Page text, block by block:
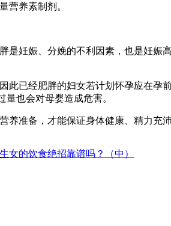
营养素制剂。
妊娠、分娩的不利因素，也是妊娠
已经肥胖的妇女若计划怀孕应在孕
也会对母婴造成危害。
准备，才能保证身体健康、精力充
女的饮食绝招靠谱吗？（中）